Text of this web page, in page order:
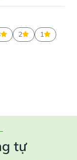
2 1
tự